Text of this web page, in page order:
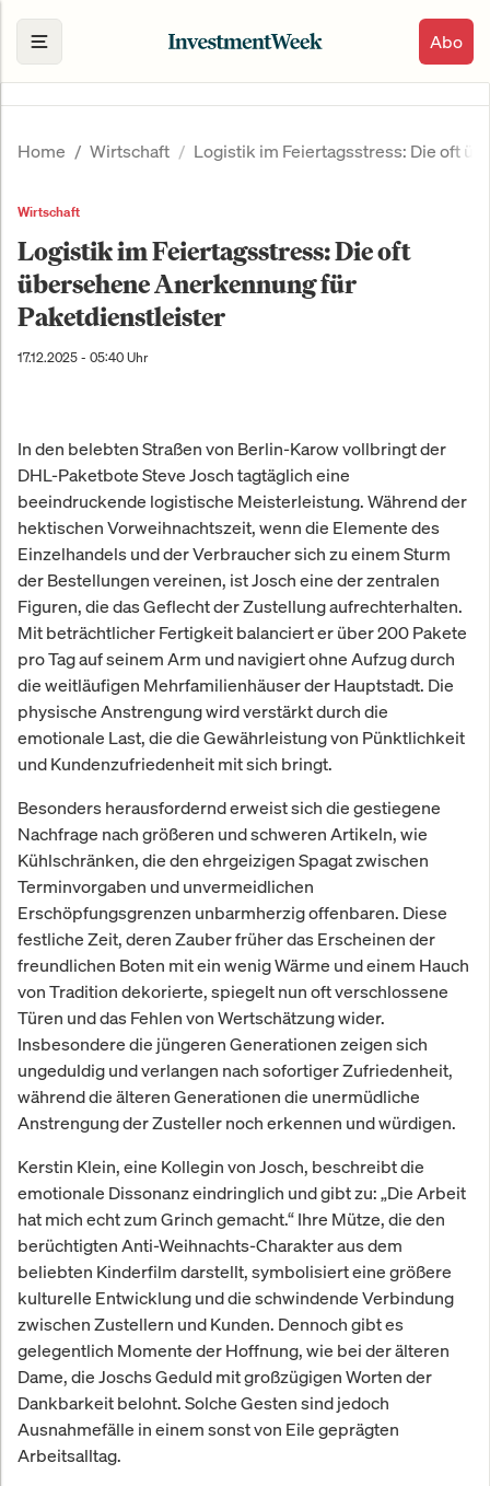
Abo
Home Wirtschaft Logistik im Feiertagsstress: Die oft
Wirtschaft
Logistik im Feiertagsstress: Die oft
übersehene Anerkennung für
Paketdienstleister
17.12.2025 - 05:40 Uhr
In den belebten Straßen von Berlin-Karow vollbringt der
DHL-Paketbote Steve Josch tagtäglich eine
beeindruckende logistische Meisterleistung. Während der
hektischen Vorweihnachtszeit, wenn die Elemente des
Einzelhandels und der Verbraucher sich zu einem Sturm
der Bestellungen vereinen, ist Josch eine der zentralen
Figuren, die das Geflecht der Zustellung aufrechterhalten.
Mit beträchtlicher Fertigkeit balanciert er über 200 Pakete
pro Tag auf seinem Arm und navigiert ohne Aufzug durch
die weitläufigen Mehrfamilienhäuser der Hauptstadt. Die
physische Anstrengung wird verstärkt durch die
emotionale Last, die die Gewährleistung von Pünktlichkeit
und Kundenzufriedenheit mit sich bringt.
Besonders herausfordernd erweist sich die gestiegene
Nachfrage nach größeren und schweren Artikeln, wie
Kühlschränken, die den ehrgeizigen Spagat zwischen
Terminvorgaben und unvermeidlichen
Erschöpfungsgrenzen unbarmherzig offenbaren. Diese
festliche Zeit, deren Zauber früher das Erscheinen der
freundlichen Boten mit ein wenig Wärme und einem Hauch
von Tradition dekorierte, spiegelt nun oft verschlossene
Türen und das Fehlen von Wertschätzung wider.
Insbesondere die jüngeren Generationen zeigen sich
ungeduldig und verlangen nach sofortiger Zufriedenheit,
während die älteren Generationen die unermüdliche
Anstrengung der Zusteller noch erkennen und würdigen.
Kerstin Klein, eine Kollegin von Josch, beschreibt die
emotionale Dissonanz eindringlich und gibt zu: „Die Arbeit
hat mich echt zum Grinch gemacht.“ Ihre Mütze, die den
berüchtigten Anti-Weihnachts-Charakter aus dem
beliebten Kinderfilm darstellt, symbolisiert eine größere
kulturelle Entwicklung und die schwindende Verbindung
zwischen Zustellern und Kunden. Dennoch gibt es
gelegentlich Momente der Hoffnung, wie bei der älteren
Dame, die Joschs Geduld mit großzügigen Worten der
Dankbarkeit belohnt. Solche Gesten sind jedoch
Ausnahmefälle in einem sonst von Eile geprägten
Arbeitsalltag.